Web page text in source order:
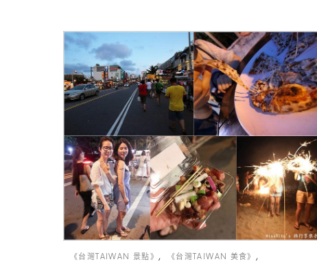
《台灣TAIWAN 景點》
《台灣TAIWAN 美食》